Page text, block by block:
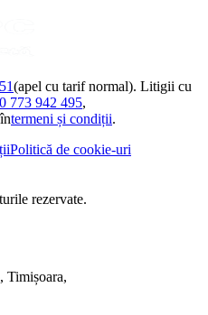
(apel cu tarif normal). Litigii cu
773 942 495,
termeni și condiții.
Politică de cookie-uri
rezervate.
Timișoara,